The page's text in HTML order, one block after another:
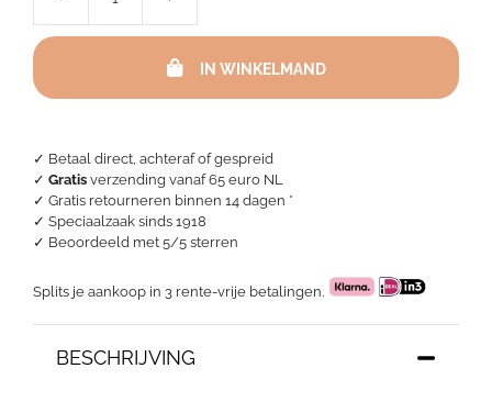
✓ Betaal direct, achteraf of gespreid
✓ Gratis verzending vanaf 65 euro NL
✓ Gratis retourneren binnen 14 dagen *
✓ Speciaalzaak sinds 1918
✓ Beoordeeld met 5/5 sterren
Splits je aankoop in 3 rente-vrije betalingen.
BESCHRIJVING
Egyptisch
katoen
aantal
IN WINKELMAND